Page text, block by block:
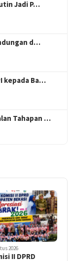
Jadi P…
d…
kepada Ba…
Tahapan …
2026
II DPRD